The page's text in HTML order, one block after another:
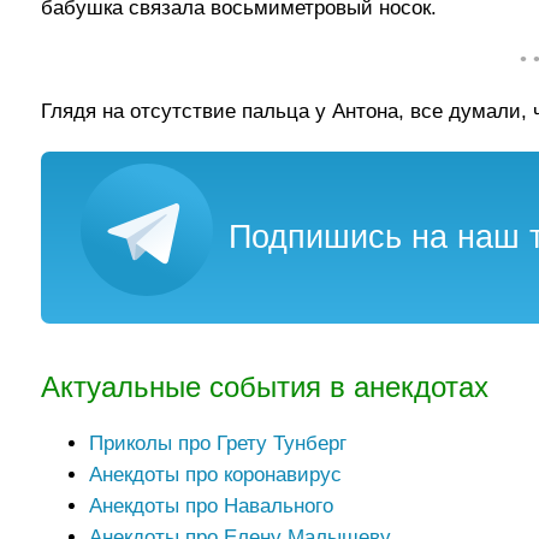
бабушка связала восьмиметровый носок.
•
Глядя на отсутствие пальца у Антона, все
Подпишись на наш
Актуальные события в анекдотах
Приколы про Грету Тунберг
Анекдоты про коронавирус
Анекдоты про Навального